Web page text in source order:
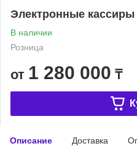
Электронные кассиры
В наличии
Розница
от 1 280 000 ₸
Описание Доставка